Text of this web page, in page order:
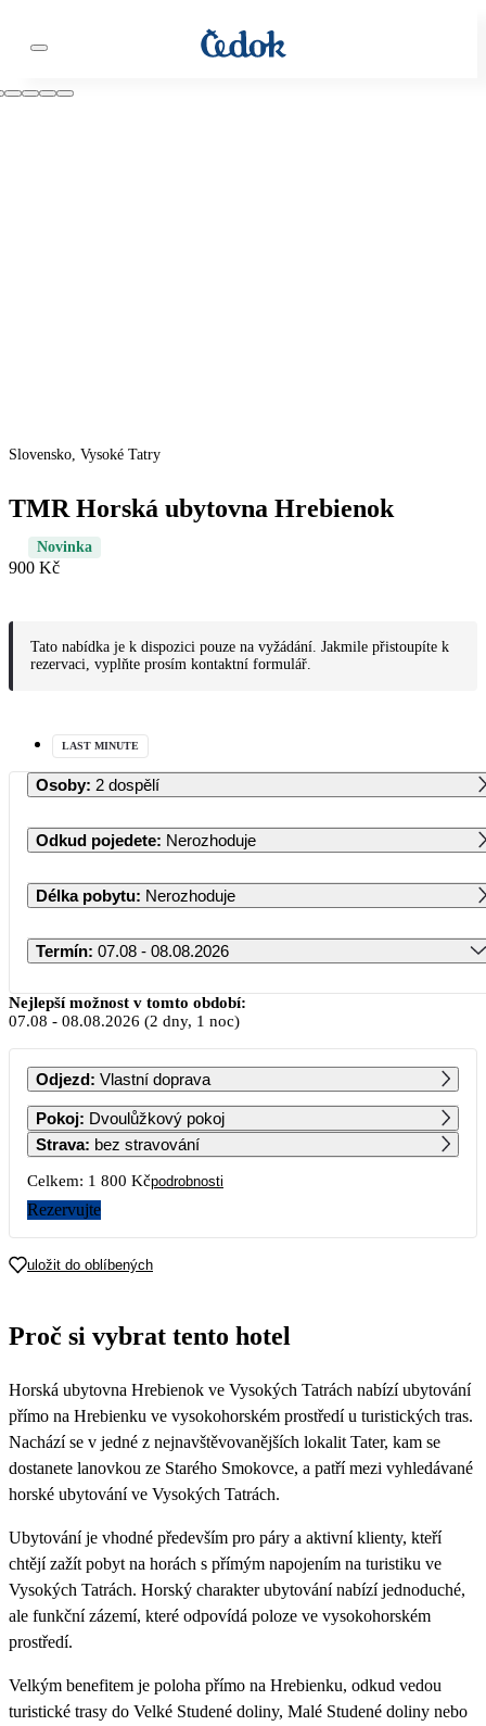
Slovensko, Vysoké Tatry
TMR Horská ubytovna Hrebienok
Novinka
900 Kč
Tato nabídka je k dispozici pouze na vyžádání. Jakmile přistoupíte k
rezervaci, vyplňte prosím kontaktní formulář.
LAST MINUTE
Osoby: 2 dospělí
Odkud pojedete: Nerozhoduje
Délka pobytu: Nerozhoduje
Termín: 07.08 - 08.08.2026
Srpen 2026
PO ÚT ST ČT PÁ SO NE
1 2
3 4 5 6 7 8 9
900 900 900 900 900 900 900
17
24 25 26 27
31
900
Nejlepší možnost v tomto období:
07.08 - 08.08.2026 (2 dny, 1 noc)
Odjezd: Vlastní doprava
Pokoj: Dvoulůžkový pokoj
Strava: bez stravování
Celkem: 1 800 Kčpodrobnosti
Rezervujte
uložit do oblíbených
Proč si vybrat tento hotel
Horská ubytovna Hrebienok ve Vysokých Tatrách nabízí ubytování
přímo na Hrebienku ve vysokohorském prostředí u turistických tras.
Nachází se v jedné z nejnavštěvovanějších lokalit Tater, kam se
dostanete lanovkou ze Starého Smokovce, a patří mezi vyhledávané
horské ubytování ve Vysokých Tatrách.
Ubytování je vhodné především pro páry a aktivní klienty, kteří
chtějí zažít pobyt na horách s přímým napojením na turistiku ve
Vysokých Tatrách. Horský charakter ubytování nabízí jednoduché,
ale funkční zázemí, které odpovídá poloze ve vysokohorském
prostředí.
Velkým benefitem je poloha přímo na Hrebienku, odkud vedou
turistické trasy do Velké Studené doliny, Malé Studené doliny nebo